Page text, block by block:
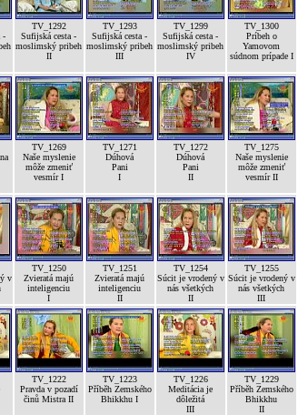
-
TV_1292
Sufijská cesta -
moslimský pribeh
II
TV_1293
Sufijská cesta -
moslimský pribeh
III
TV_1299
Sufijská cesta -
moslimský pribeh
IV
TV_1300
Príbeh o
Yamovom
súdnom prípade I
TV_1269
Naše myslenie
môže zmeniť
vesmír I
TV_1271
Dúhová
Pani
I
TV_1272
Dúhová
Pani
II
TV_1275
Naše myslenie
môže zmeniť
vesmír II
v
TV_1250
Zvieratá majú
inteligenciu
I
TV_1251
Zvieratá majú
inteligenciu
II
TV_1254
Súcit je vrodený v
nás všetkých
II
TV_1255
Súcit je vrodený v
nás všetkých
III
TV_1222
Pravda v pozadí
činů Mistra II
TV_1223
Příběh Zemského
Bhikkhu I
TV_1226
Meditácia je
dôležitá
III
TV_1229
Příběh Zemského
Bhikkhu
II